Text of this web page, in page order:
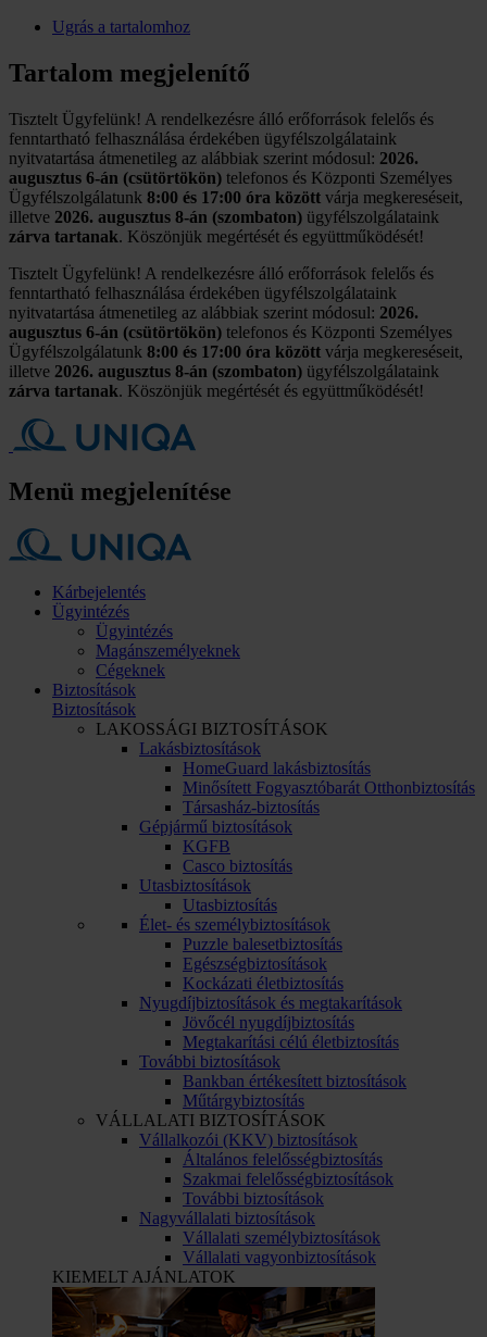
Ugrás a tartalomhoz
Tartalom megjelenítő
Tisztelt Ügyfelünk! A rendelkezésre álló erőforrások felelős és
fenntartható felhasználása érdekében ügyfélszolgálataink
nyitvatartása átmenetileg az alábbiak szerint módosul: 2026.
augusztus 6-án (csütörtökön) telefonos és Központi Személyes
Ügyfélszolgálatunk 8:00 és 17:00 óra között várja megkereséseit,
illetve 2026. augusztus 8-án (szombaton) ügyfélszolgálataink
zárva tartanak. Köszönjük megértését és együttműködését!
Tisztelt Ügyfelünk! A rendelkezésre álló erőforrások felelős és
fenntartható felhasználása érdekében ügyfélszolgálataink
nyitvatartása átmenetileg az alábbiak szerint módosul: 2026.
augusztus 6-án (csütörtökön) telefonos és Központi Személyes
Ügyfélszolgálatunk 8:00 és 17:00 óra között várja megkereséseit,
illetve 2026. augusztus 8-án (szombaton) ügyfélszolgálataink
zárva tartanak. Köszönjük megértését és együttműködését!
Menü megjelenítése
Kárbejelentés
Ügyintézés
Ügyintézés
Magánszemélyeknek
Cégeknek
Biztosítások
Biztosítások
LAKOSSÁGI BIZTOSÍTÁSOK
Lakásbiztosítások
HomeGuard lakásbiztosítás
Minősített Fogyasztóbarát Otthonbiztosítás
Társasház-biztosítás
Gépjármű biztosítások
KGFB
Casco biztosítás
Utasbiztosítások
Utasbiztosítás
Élet- és személybiztosítások
Puzzle balesetbiztosítás
Egészségbiztosítások
Kockázati életbiztosítás
Nyugdíjbiztosítások és megtakarítások
Jövőcél nyugdíjbiztosítás
Megtakarítási célú életbiztosítás
További biztosítások
Bankban értékesített biztosítások
Műtárgybiztosítás
VÁLLALATI BIZTOSÍTÁSOK
Vállalkozói (KKV) biztosítások
Általános felelősségbiztosítás
Szakmai felelősségbiztosítások
További biztosítások
Nagyvállalati biztosítások
Vállalati személybiztosítások
Vállalati vagyonbiztosítások
KIEMELT AJÁNLATOK